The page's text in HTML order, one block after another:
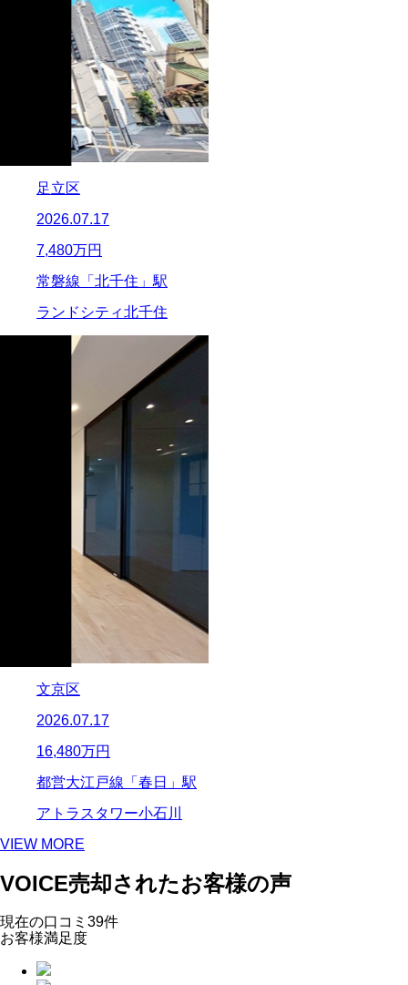
足立区
2026.07.17
7,480万円
常磐線「北千住」駅
ランドシティ北千住
文京区
2026.07.17
16,480万円
都営大江戸線「春日」駅
アトラスタワー小石川
VIEW MORE
VOICE売却されたお客様の声
現在の口コミ 39件
お客様満足度